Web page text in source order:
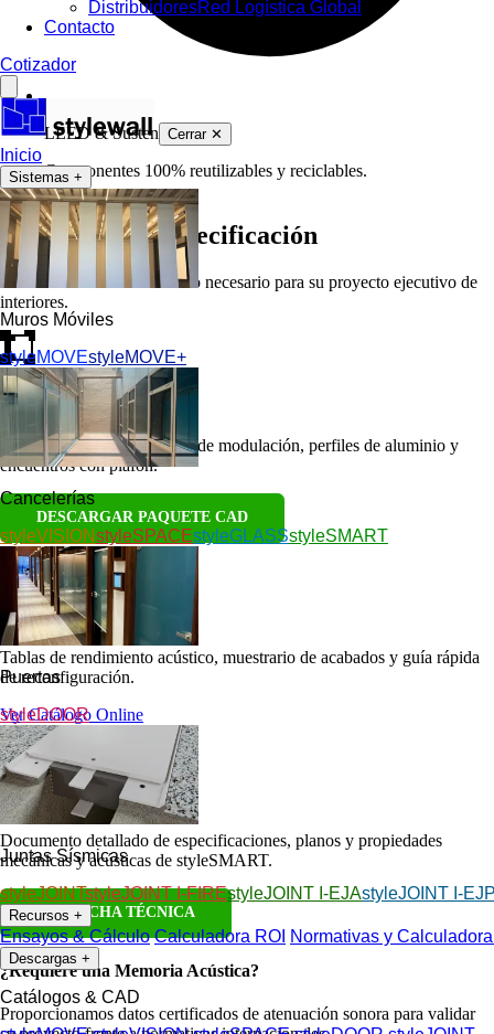
DistribuidoresRed Logística Global
Contacto
Cotizador
Cerrar ✕
Inicio
Sistemas +
Muros Móviles
styleMOVEstyleMOVE+
Cancelerías
styleVISIONstyleSPACEstyleGLASSstyleSMART
Puertas
styleDOOR
Juntas Sísmicas
styleJOINTstyleJOINT I-FIREstyleJOINT I-EJAstyleJOINT I-
Recursos +
Ensayos & Cálculo Calculadora ROI Normativas y
Descargas +
Catálogos & CAD
LEED & Sustentabilidad
Componentes 100% reutilizables y reciclables.
Biblioteca de Especificación
Seleccione el recurso técnico necesario para su proyecto ejecutivo de
interiores.
Bloques CAD .DWG
Planos técnicos con detalles de modulación, perfiles de aluminio y
encuentros con plafón.
DESCARGAR PAQUETE CAD
Catálogo y Fichas
Tablas de rendimiento acústico, muestrario de acabados y guía rápida
de reconfiguración.
Ver Catálogo Online
Ficha Técnica
Documento detallado de especificaciones, planos y propiedades
mecánicas y acústicas de styleSMART.
VER FICHA TÉCNICA
¿Requiere una Memoria Acústica?
Proporcionamos datos certificados de atenuación sonora para validar